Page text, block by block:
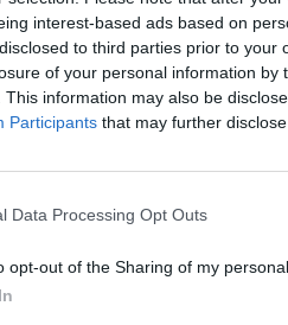
interest-based ads based on
to third parties prior to
of your personal information by
This information may also be
Participants that may further
Data Processing Opt Outs
opt-out of the Sharing of my personal
Il démarre au début du 4
et la 28 ème
semaine
celles qui ont connu les
se projeter. Car le risque
Le 4 mois de